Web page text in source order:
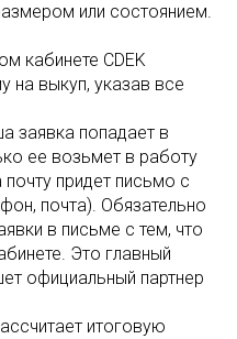
или состоянием.
кабинете CDEK
на выкуп, указав все
заявка попадает в
ее возьмет в работу
придет письмо с
почта). Обязательно
в письме с тем, что
Это главный
официальный партнер
итоговую